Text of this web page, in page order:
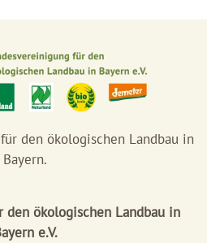
den ökologischen Landbau in
Bayern.
den ökologischen Landbau in
e.V.